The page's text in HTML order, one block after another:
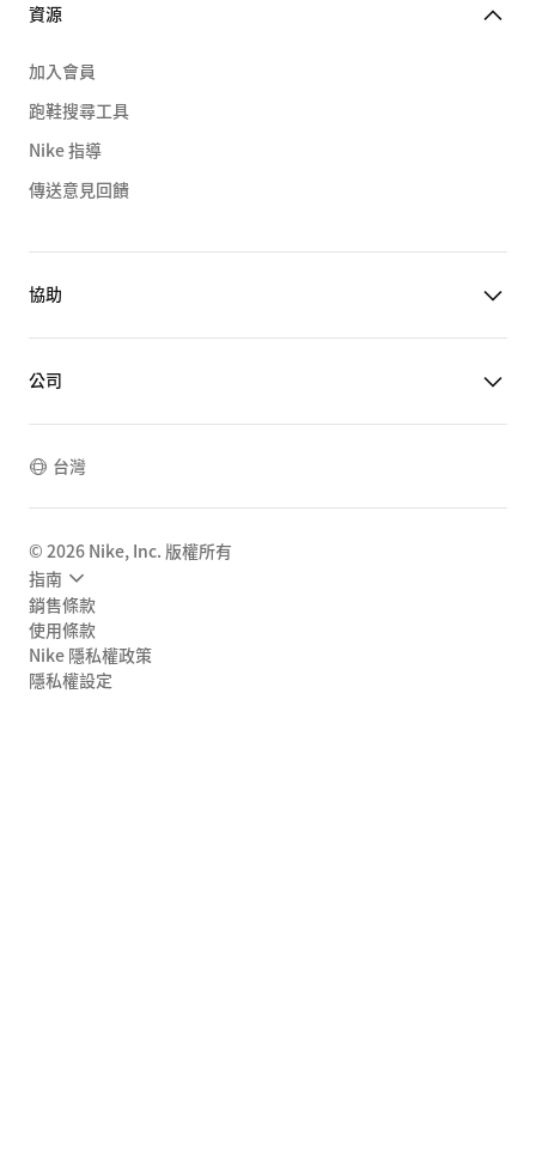
資源
加入會員
跑鞋搜尋工具
Nike 指導
傳送意見回饋
協助
公司
台灣
© 2026 Nike, Inc. 版權所有
指南
銷售條款
使用條款
Nike 隱私權政策
隱私權設定